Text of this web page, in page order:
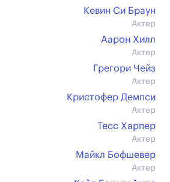
Кевин Си Браун
Актер
Аарон Хилл
Актер
Грегори Чейз
Актер
Кристофер Демпси
Актер
Тесс Харпер
Актер
Майкл Бофшевер
Актер